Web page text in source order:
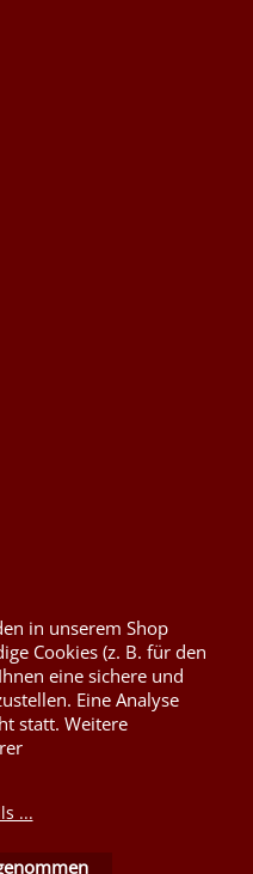
abgeben
abgeben
in unserem Shop
Cookies (z. B. für den
eine sichere und
Eine Analyse
statt. Weitere
...